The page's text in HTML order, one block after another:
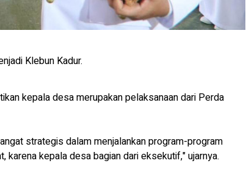
Klebun Kadur.
kepala desa merupakan pelaksanaan dari Perda
strategis dalam menjalankan program-program
karena kepala desa bagian dari eksekutif," ujarnya.